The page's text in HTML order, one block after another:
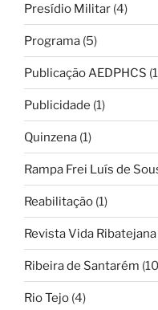
Presídio Militar (4)
Programa (5)
Publicação AEDPHCS
Publicidade (1)
Quinzena (1)
Rampa Frei Luís de
Reabilitação (1)
Revista Vida Ribatejana
Ribeira de Santarém
Rio Tejo (4)